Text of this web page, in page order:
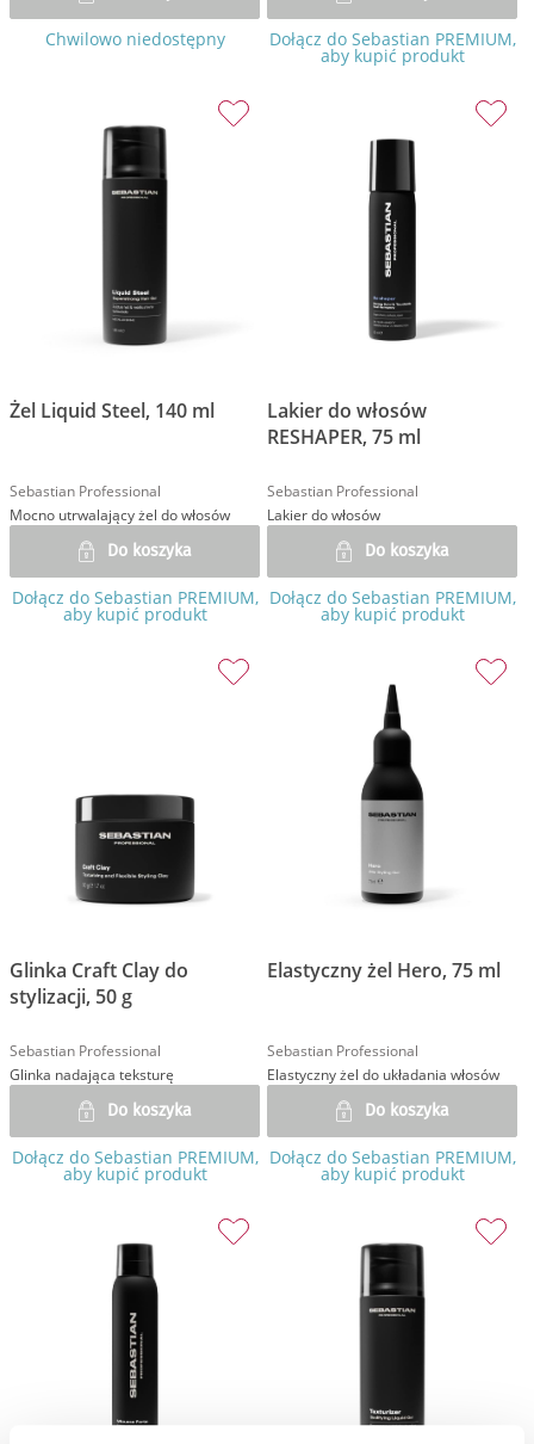
Chwilowo niedostępny Dołącz do Sebastian PREMIUM,
aby kupić produkt
Żel Liquid Steel, 140 ml
Sebastian Professional
Mocno utrwalający żel do włosów
Do koszyka
Dołącz do Sebastian PREMIUM,
aby kupić produkt
Lakier do włosów
RESHAPER, 75 ml
Sebastian Professional
Lakier do włosów
Do koszyka
Dołącz do Sebastian PREMIUM,
aby kupić produkt
Glinka Craft Clay do
stylizacji, 50 g
Sebastian Professional
Glinka nadająca teksturę
Do koszyka
Dołącz do Sebastian PREMIUM,
aby kupić produkt
Elastyczny żel Hero, 75 ml
Sebastian Professional
Elastyczny żel do układania włosów
Do koszyka
Dołącz do Sebastian PREMIUM,
aby kupić produkt